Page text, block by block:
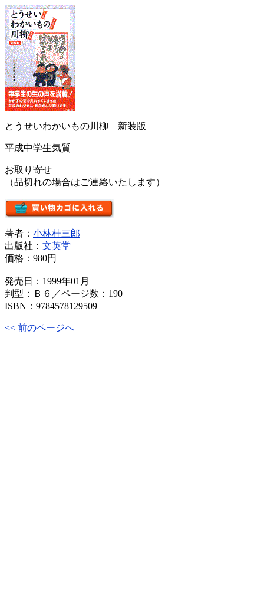
とうせいわかいもの川柳 新装版
平成中学生気質
お取り寄せ
（品切れの場合はご連絡いたします）
著者： 小林桂三郎
出版社： 文英堂
価格： 980円
発売日：1999年01月
判型：Ｂ６／ページ数：190
ISBN：9784578129509
<< 前のページへ